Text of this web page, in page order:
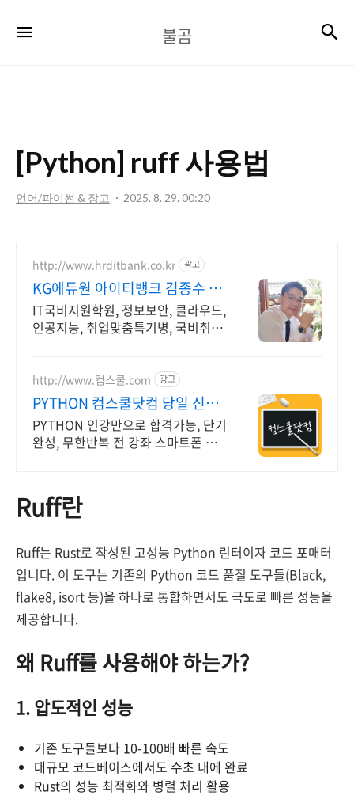
곰
불곰
[Python] ruff 사용법
언어/파이썬 & 장고 2025. 8. 29. 00:20
http://www.hrditbank.co.kr 광고
KG에듀원 아이티뱅크 김종수 27
년경력전문가 IT취업상담
IT국비지원학원, 정보보안, 클라우드,
인공지능, 취업맞춤특기병, 국비취업
http://www.컴스쿨.com 광고
PYTHON 컴스쿨닷컴 당일 신청
&결제시 기프티콘!
PYTHON 인강만으로 합격가능, 단기
완성, 무한반복 전 강좌 스마트폰 학
Ruff란
Ruff는 Rust로 작성된 고성능 Python 린터이자 코드 포매터
입니다. 이 도구는 기존의 Python 코드 품질 도구들(Black,
flake8, isort 등)을 하나로 통합하면서도 극도로 빠른 성능을
제공합니다.
왜 Ruff를 사용해야 하는가?
1. 압도적인 성능
기존 도구들보다 10-100배 빠른 속도
대규모 코드베이스에서도 수초 내에 완료
Rust의 성능 최적화와 병렬 처리 활용